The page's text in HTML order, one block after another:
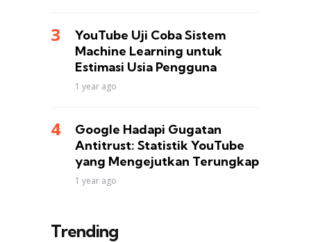
YouTube Uji Coba Sistem
Machine Learning untuk
Estimasi Usia Pengguna
1 year ago
Google Hadapi Gugatan
Antitrust: Statistik YouTube
yang Mengejutkan Terungkap
1 year ago
Trending